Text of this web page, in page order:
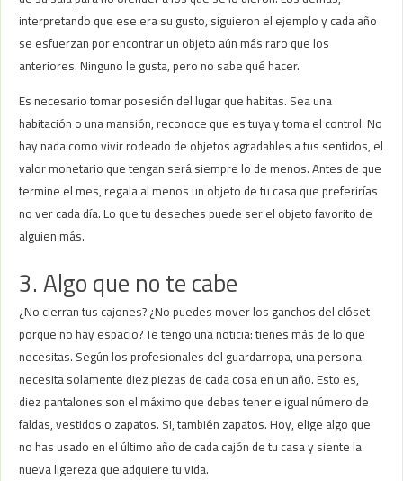
interpretando que ese era su gusto, siguieron el ejemplo y cada año
se esfuerzan por encontrar un objeto aún más raro que los
anteriores. Ninguno le gusta, pero no sabe qué hacer.
Es necesario tomar posesión del lugar que habitas. Sea una
habitación o una mansión, reconoce que es tuya y toma el control. No
hay nada como vivir rodeado de objetos agradables a tus sentidos, el
valor monetario que tengan será siempre lo de menos. Antes de que
termine el mes, regala al menos un objeto de tu casa que preferirías
no ver cada día. Lo que tu deseches puede ser el objeto favorito de
alguien más.
3. Algo que no te cabe
¿No cierran tus cajones? ¿No puedes mover los ganchos del clóset
porque no hay espacio? Te tengo una noticia: tienes más de lo que
necesitas. Según los profesionales del guardarropa, una persona
necesita solamente diez piezas de cada cosa en un año. Esto es,
diez pantalones son el máximo que debes tener e igual número de
faldas, vestidos o zapatos. Si, también zapatos. Hoy, elige algo que
no has usado en el último año de cada cajón de tu casa y siente la
nueva ligereza que adquiere tu vida.